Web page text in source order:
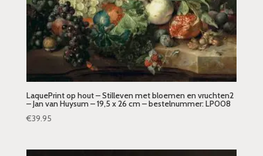
LaquePrint op hout – Stilleven met bloemen en vruchten2
– Jan van Huysum – 19,5 x 26 cm – bestelnummer: LP008
€39.95